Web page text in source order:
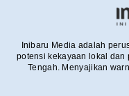
Inibaru Media adalah
potensi kekayaan lokal dan
Tengah. Menyajikan